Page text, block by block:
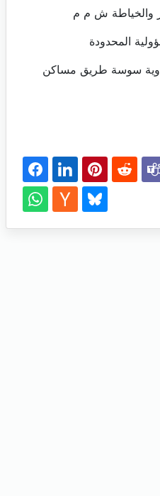
والخياطة ش م م
المحدودة
سوسة طريق مساكن